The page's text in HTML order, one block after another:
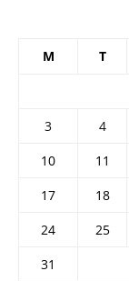
M T
3
4
10
11
17
18
24
25
31